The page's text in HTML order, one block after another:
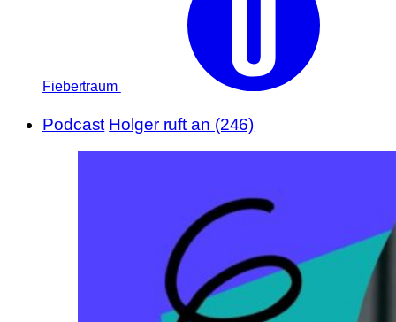
Fiebertraum
Podcast Holger ruft an (246)